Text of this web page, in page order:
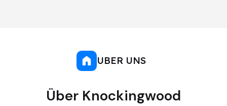
UBER UNS
Über Knockingwood